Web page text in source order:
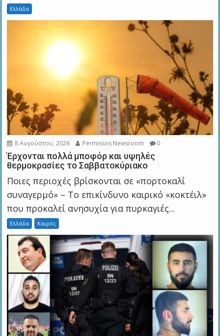
Ελλάδα
8 Αυγούστου, 2026 Permissos Newsroom 0
Έρχονται πολλά μποφόρ και υψηλές
θερμοκρασίες το Σαββατοκύριακο
Ποιες περιοχές βρίσκονται σε «πορτοκαλί
συναγερμό» – Το επικίνδυνο καιρικό «κοκτέιλ»
που προκαλεί ανησυχία για πυρκαγιές...
Ελλάδα Καιρός